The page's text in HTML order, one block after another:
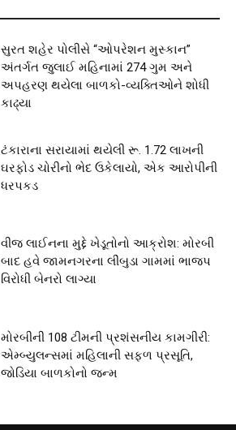
સુરત શહેર પોલીસે “ઓપરેશન મુસ્કાન”
અંતર્ગત જુલાઈ મહિનામાં 274 ગુમ અને
અપહરણ થયેલા બાળકો-વ્યક્તિઓને શોધી
કાઢ્યા
ટંકારાના સરાયામાં થયેલી રૂ. 1.72 લાખની
ઘરફોડ ચોરીનો ભેદ ઉકેલાયો, એક આરોપીની
ધરપકડ
વીજ લાઈનના મુદ્દે ખેડૂતોનો આક્રોશ: મોરબી
બાદ હવે જામનગરના લીંબુડા ગામમાં ભાજપ
વિરોધી બેનરો લાગ્યા
મોરબીની 108 ટીમની પ્રશંસનીય કામગીરી:
એમ્બ્યુલન્સમાં મહિલાની સફળ પ્રસૂતિ,
જોડિયા બાળકોનો જન્મ